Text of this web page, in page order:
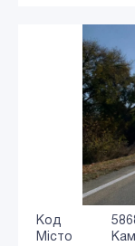
Код
Місто